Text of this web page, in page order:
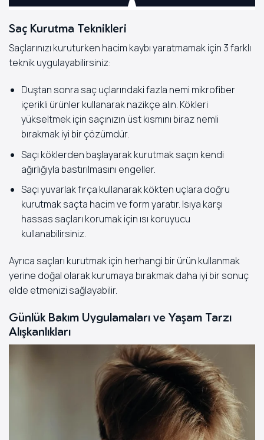
Saç Kurutma Teknikleri
Saçlarınızı kuruturken hacim kaybı yaratmamak için 3 farklı
teknik uygulayabilirsiniz:
Duştan sonra saç uçlarındaki fazla nemi mikrofiber
içerikli ürünler kullanarak nazikçe alın. Kökleri
yükseltmek için saçınızın üst kısmını biraz nemli
bırakmak iyi bir çözümdür.
Saçı köklerden başlayarak kurutmak saçın kendi
ağırlığıyla bastırılmasını engeller.
Saçı yuvarlak fırça kullanarak kökten uçlara doğru
kurutmak saçta hacim ve form yaratır. Isıya karşı
hassas saçları korumak için ısı koruyucu
kullanabilirsiniz.
Ayrıca saçları kurutmak için herhangi bir ürün kullanmak
yerine doğal olarak kurumaya bırakmak daha iyi bir sonuç
elde etmenizi sağlayabilir.
Günlük Bakım Uygulamaları ve Yaşam Tarzı
Alışkanlıkları